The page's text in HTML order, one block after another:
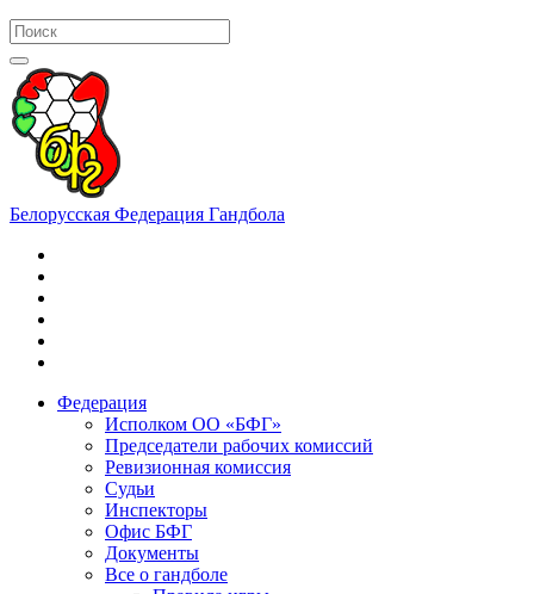
Белорусская Федерация Гандбола
Федерация
Исполком ОО «БФГ»
Председатели рабочих комиссий
Ревизионная комиссия
Судьи
Инспекторы
Офис БФГ
Документы
Все о гандболе